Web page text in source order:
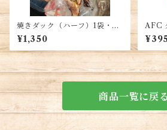
焼きダック（ハーフ）1袋・Ro
ast Duck (Half)・Vịt Quay
Nửa Con
¥1,350
AFC
G(8
cker
商品一覧に戻る